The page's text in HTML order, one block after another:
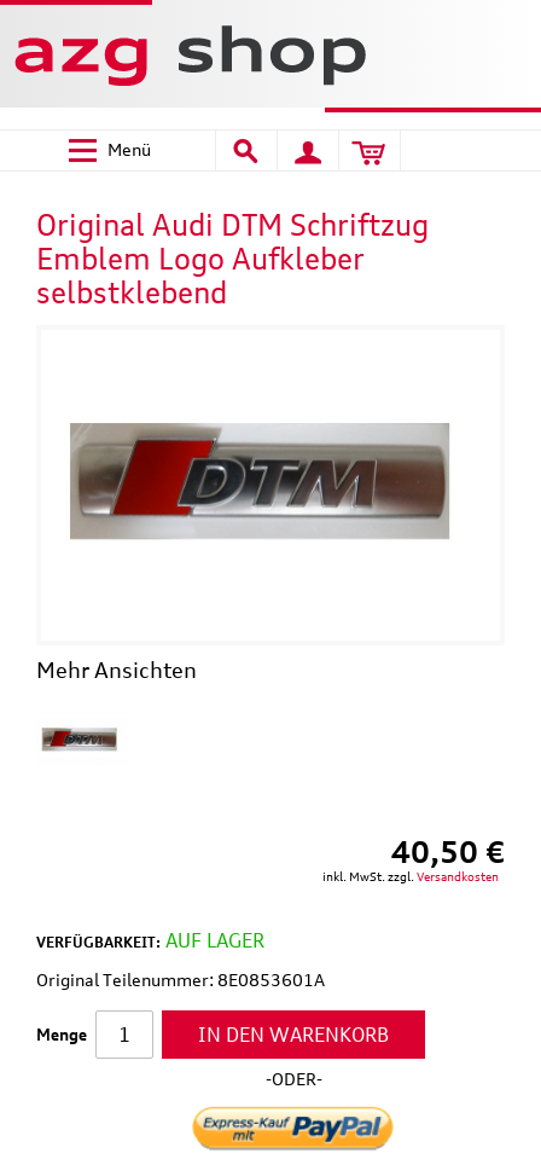
Menü
Original Audi DTM Schriftzug
Emblem Logo Aufkleber
selbstklebend
Mehr Ansichten
40,50 €
inkl. MwSt. zzgl. Versandkosten
VERFÜGBARKEIT: AUF LAGER
Original Teilenummer: 8E0853601A
Menge IN DEN WARENKORB
-ODER-